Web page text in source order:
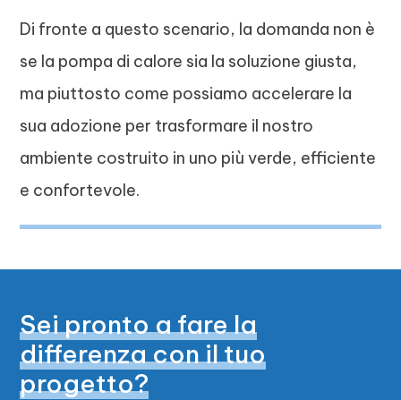
Di fronte a questo scenario, la domanda non è
se la pompa di calore sia la soluzione giusta,
ma piuttosto come possiamo accelerare la
sua adozione per trasformare il nostro
ambiente costruito in uno più verde, efficiente
e confortevole.
Sei pronto a fare la
differenza con il tuo
progetto?